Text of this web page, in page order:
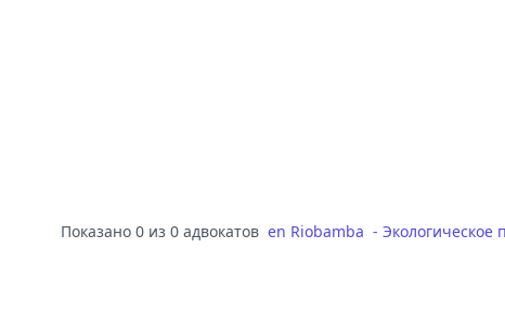
Показано 0 из 0 адвокатов en Riobamba - Экологическое